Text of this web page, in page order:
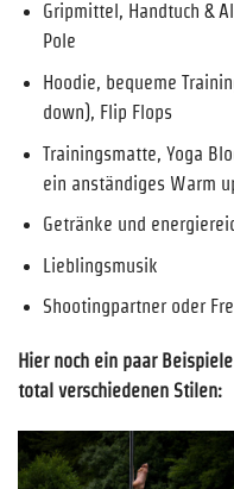
Gripmittel, Handtuch &
Pole
Hoodie, bequeme
down), Flip Flops
Trainingsmatte, Yoga
ein anständiges Warm
Getränke und
Lieblingsmusik
Shootingpartner oder
Hier noch ein paar
total verschiedenen Stilen: